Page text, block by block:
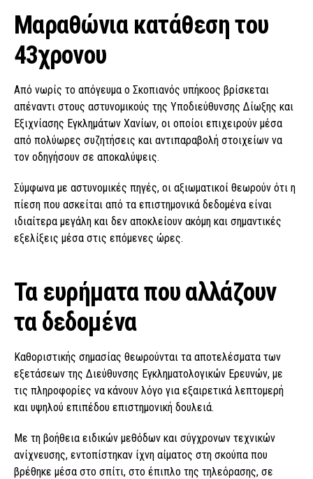
Μαραθώνια κατάθεση του
43χρονου
Από νωρίς το απόγευμα ο Σκοπιανός υπήκοος βρίσκεται
απέναντι στους αστυνομικούς της Υποδιεύθυνσης Δίωξης και
Εξιχνίασης Εγκλημάτων Χανίων, οι οποίοι επιχειρούν μέσα
από πολύωρες συζητήσεις και αντιπαραβολή στοιχείων να
τον οδηγήσουν σε αποκαλύψεις.
Σύμφωνα με αστυνομικές πηγές, οι αξιωματικοί θεωρούν ότι η
πίεση που ασκείται από τα επιστημονικά δεδομένα είναι
ιδιαίτερα μεγάλη και δεν αποκλείουν ακόμη και σημαντικές
εξελίξεις μέσα στις επόμενες ώρες.
Τα ευρήματα που αλλάζουν
τα δεδομένα
Καθοριστικής σημασίας θεωρούνται τα αποτελέσματα των
εξετάσεων της Διεύθυνσης Εγκληματολογικών Ερευνών, με
τις πληροφορίες να κάνουν λόγο για εξαιρετικά λεπτομερή
και υψηλού επιπέδου επιστημονική δουλειά.
Με τη βοήθεια ειδικών μεθόδων και σύγχρονων τεχνικών
ανίχνευσης, εντοπίστηκαν ίχνη αίματος στη σκούπα που
βρέθηκε μέσα στο σπίτι, στο έπιπλο της τηλεόρασης, σε